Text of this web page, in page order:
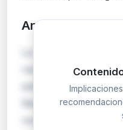
Análisis detallado
La Subsecretaría de
resolución de
estatutario fijo en la
Red Hospitalaria de
nombrada renunció